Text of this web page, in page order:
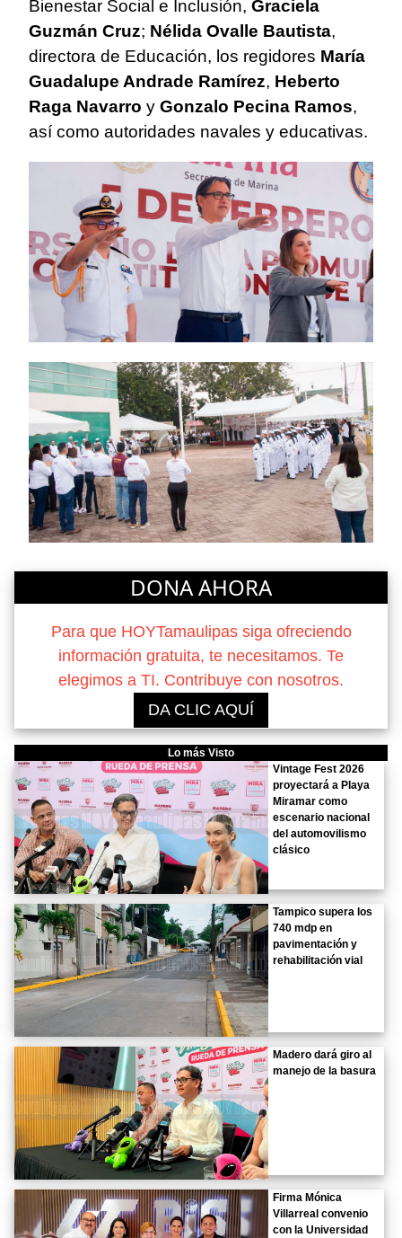
Bienestar Social e Inclusión, Graciela
Guzmán Cruz; Nélida Ovalle Bautista,
directora de Educación, los regidores María
Guadalupe Andrade Ramírez, Heberto
Raga Navarro y Gonzalo Pecina Ramos,
así como autoridades navales y educativas.
DONA AHORA
Para que HOYTamaulipas siga ofreciendo
información gratuita, te necesitamos. Te
elegimos a TI. Contribuye con nosotros.
DA CLIC AQUÍ
Lo más Visto
Vintage Fest 2026
proyectará a Playa
Miramar como
escenario nacional
del automovilismo
clásico
Tampico supera los
740 mdp en
pavimentación y
rehabilitación vial
Madero dará giro al
manejo de la basura
Firma Mónica
Villarreal convenio
con la Universidad